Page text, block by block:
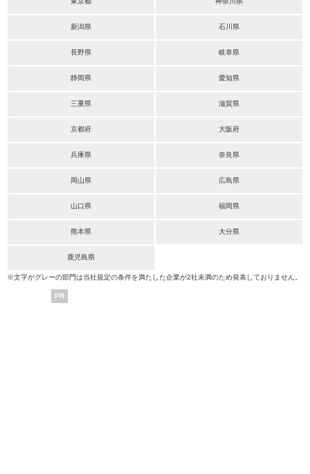
新潟県 石川県
長野県 岐阜県
静岡県 愛知県
三重県 滋賀県
京都府 大阪府
兵庫県 奈良県
岡山県 広島県
山口県 福岡県
熊本県 大分県
鹿児島県
※文字がグレーの部門は当社規定の条件を満たした企業が2社未満のため発表しておりません。
PR